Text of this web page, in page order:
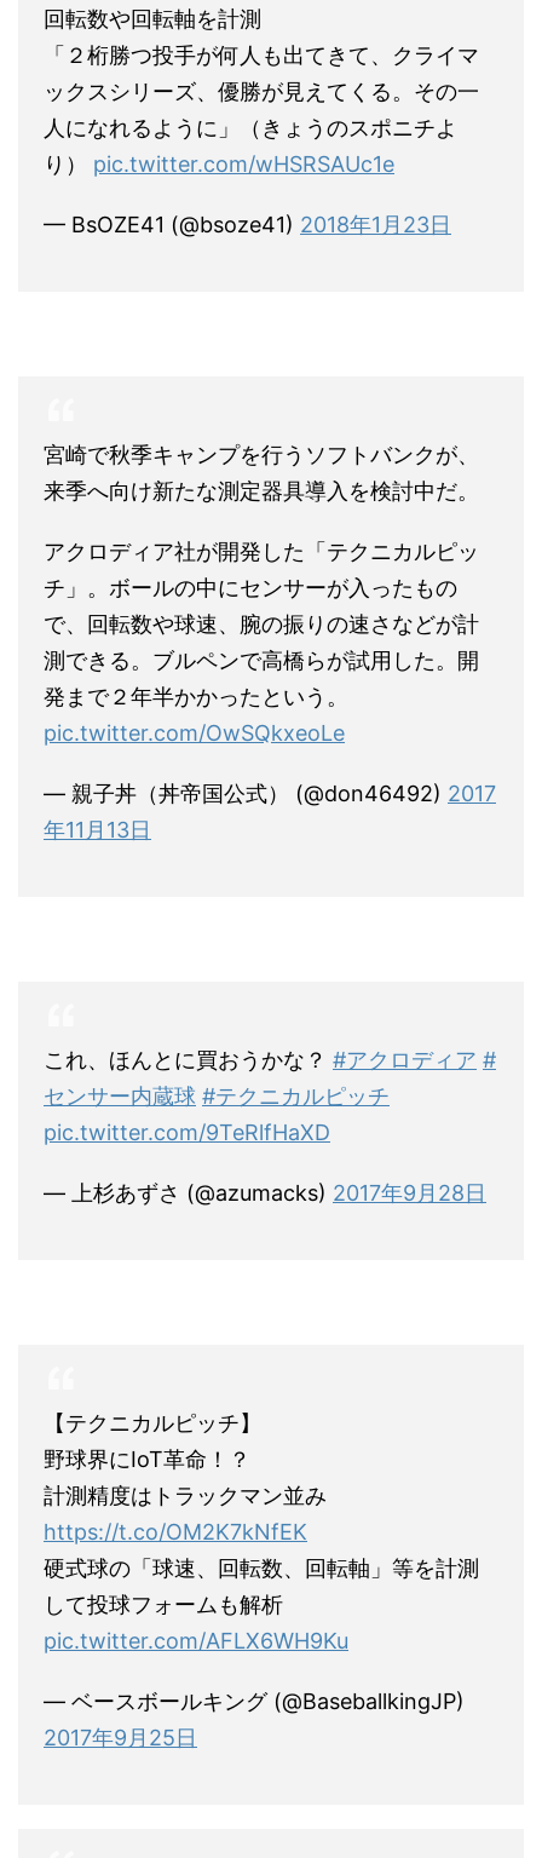
回転数や回転軸を計測
「２桁勝つ投手が何人も出てきて、クライマ
ックスシリーズ、優勝が見えてくる。その一
人になれるように」（きょうのスポニチよ
り） pic.twitter.com/wHSRSAUc1e
— BsOZE41 (@bsoze41) 2018年1月23日
宮崎で秋季キャンプを行うソフトバンクが、
来季へ向け新たな測定器具導入を検討中だ。
アクロディア社が開発した「テクニカルピッ
チ」。ボールの中にセンサーが入ったもの
で、回転数や球速、腕の振りの速さなどが計
測できる。ブルペンで高橋らが試用した。開
発まで２年半かかったという。
pic.twitter.com/OwSQkxeoLe
— 親子丼（丼帝国公式） (@don46492) 2017
年11月13日
これ、ほんとに買おうかな？ #アクロディア #
センサー内蔵球 #テクニカルピッチ
pic.twitter.com/9TeRlfHaXD
— 上杉あずさ (@azumacks) 2017年9月28日
【テクニカルピッチ】
野球界にIoT革命！？
計測精度はトラックマン並み
https://t.co/OM2K7kNfEK
硬式球の「球速、回転数、回転軸」等を計測
して投球フォームも解析
pic.twitter.com/AFLX6WH9Ku
— ベースボールキング (@BaseballkingJP)
2017年9月25日